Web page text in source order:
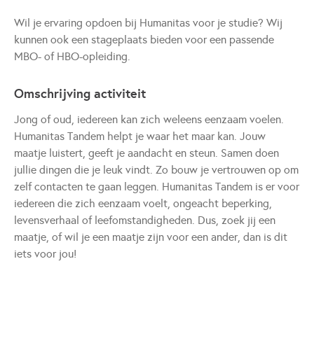
Wil je ervaring opdoen bij Humanitas voor je studie? Wij
kunnen ook een stageplaats bieden voor een passende
MBO- of HBO-opleiding.
Omschrijving activiteit
Jong of oud, iedereen kan zich weleens eenzaam voelen.
Humanitas Tandem helpt je waar het maar kan. Jouw
maatje luistert, geeft je aandacht en steun. Samen doen
jullie dingen die je leuk vindt. Zo bouw je vertrouwen op om
zelf contacten te gaan leggen. Humanitas Tandem is er voor
iedereen die zich eenzaam voelt, ongeacht beperking,
levensverhaal of leefomstandigheden. Dus, zoek jij een
maatje, of wil je een maatje zijn voor een ander, dan is dit
iets voor jou!